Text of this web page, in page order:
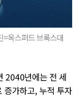
=옥스퍼드 브룩스대
2040년에는 전 세
증가하고, 누적 투자